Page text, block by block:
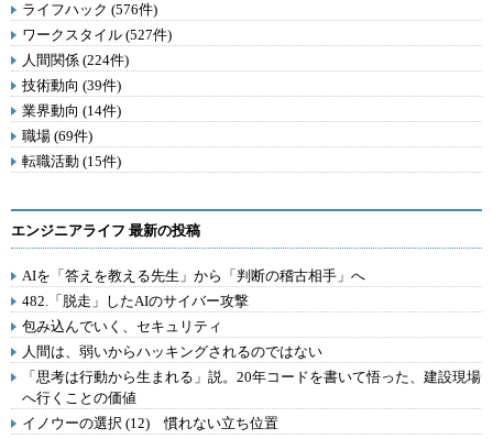
ライフハック (576件)
ワークスタイル (527件)
人間関係 (224件)
技術動向 (39件)
業界動向 (14件)
職場 (69件)
転職活動 (15件)
エンジニアライフ 最新の投稿
AIを「答えを教える先生」から「判断の稽古相手」へ
482.「脱走」したAIのサイバー攻撃
包み込んでいく、セキュリティ
人間は、弱いからハッキングされるのではない
「思考は行動から生まれる」説。20年コードを書いて悟った、建設現場
へ行くことの価値
イノウーの選択 (12) 慣れない立ち位置